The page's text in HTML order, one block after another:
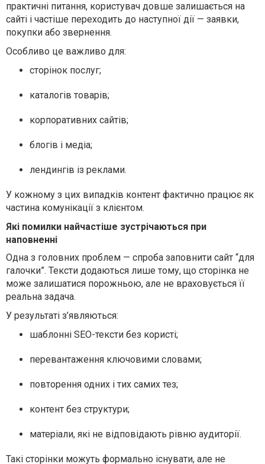
практичні питання, користувач довше залишається на
сайті і частіше переходить до наступної дії — заявки,
покупки або звернення.
Особливо це важливо для:
сторінок послуг;
каталогів товарів;
корпоративних сайтів;
блогів і медіа;
лендингів із реклами.
У кожному з цих випадків контент фактично працює як
частина комунікації з клієнтом.
Які помилки найчастіше зустрічаються при
наповненні
Одна з головних проблем — спроба заповнити сайт “для
галочки”. Тексти додаються лише тому, що сторінка не
може залишатися порожньою, але не враховується її
реальна задача.
У результаті з’являються:
шаблонні SEO-тексти без користі;
перевантаження ключовими словами;
повторення одних і тих самих тез;
контент без структури;
матеріали, які не відповідають рівню аудиторії.
Такі сторінки можуть формально існувати, але не